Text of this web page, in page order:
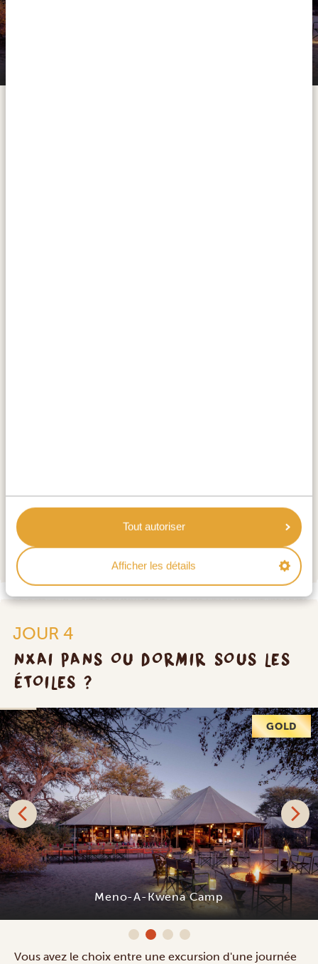
Tout autoriser
Afficher les détails
GOLD Meno-A-Kwena Camp
DIAMOND LUXURY Leroo La Tau Lodge
JOUR 4
NXAI PANS OU DORMIR SOUS LES
ÉTOILES ?
GOLD
Meno-A-Kwena Camp
Vous avez le choix entre une excursion d'une journée